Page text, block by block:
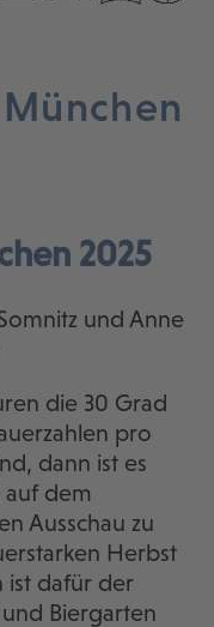
2025
und Anne
die 30 Grad
pro
dann ist es
auf dem
Ausschau zu
Herbst
ist dafür der
Biergarten